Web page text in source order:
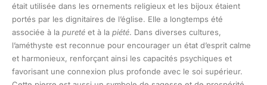
était utilisée dans les ornements religieux et les bijoux étaient
portés par les dignitaires de l’église. Elle a longtemps été
associée à la pureté et à la piété. Dans diverses cultures,
l’améthyste est reconnue pour encourager un état d’esprit calme
et harmonieux, renforçant ainsi les capacités psychiques et
favorisant une connexion plus profonde avec le soi supérieur.